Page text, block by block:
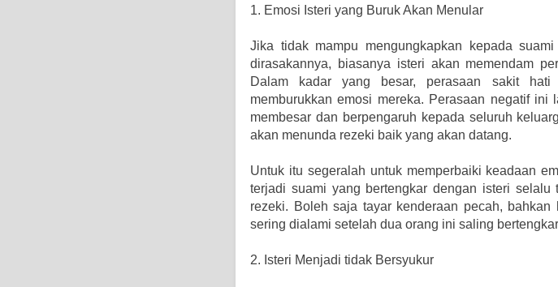
1. Emosi Isteri yang Buruk Akan Menular
Jika tidak mampu mengungkapkan kepada
dirasakannya, biasanya isteri akan memendam
Dalam kadar yang besar, perasaan sakit
memburukkan emosi mereka. Perasaan negatif ini
membesar dan berpengaruh kepada seluruh
akan menunda rezeki baik yang akan datang.
Untuk itu segeralah untuk memperbaiki keadaan
terjadi suami yang bertengkar dengan isteri selalu
rezeki. Boleh saja tayar kenderaan pecah, bahkan
sering dialami setelah dua orang ini saling
2. Isteri Menjadi tidak Bersyukur